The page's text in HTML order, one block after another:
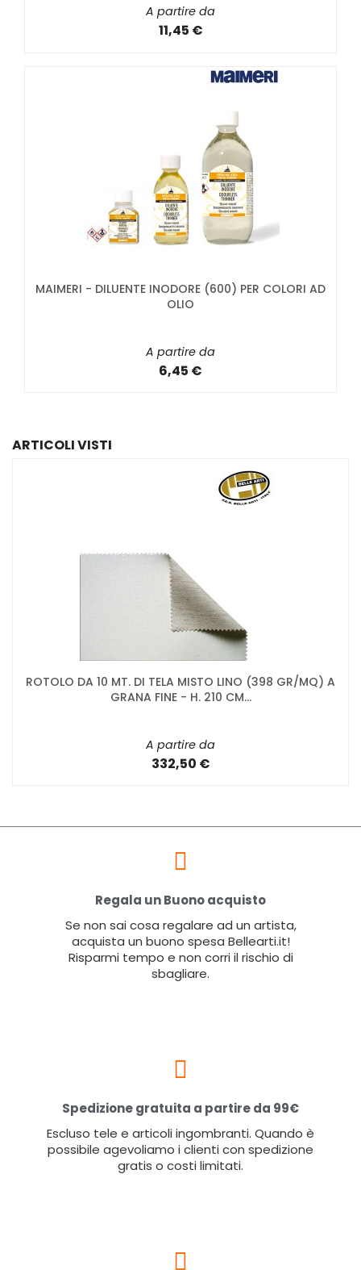
A partire da
11,45 €
MAIMERI - DILUENTE INODORE (600) PER COLORI AD
OLIO
A partire da
6,45 €
ARTICOLI VISTI
ROTOLO DA 10 MT. DI TELA MISTO LINO (398 GR/MQ) A
GRANA FINE - H. 210 CM...
A partire da
332,50 €
Regala un Buono acquisto
Se non sai cosa regalare ad un artista,
acquista un buono spesa Bellearti.it!
Risparmi tempo e non corri il rischio di
sbagliare.
Spedizione gratuita a partire da 99€
Escluso tele e articoli ingombranti. Quando è
possibile agevoliamo i clienti con spedizione
gratis o costi limitati.